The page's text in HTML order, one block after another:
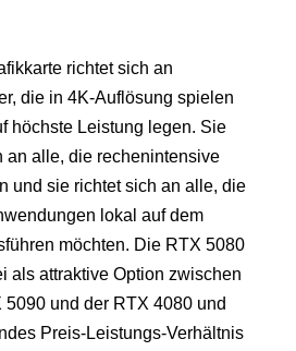
richtet sich an
die in 4K-Auflösung spielen
höchste Leistung legen. Sie
an alle, die rechenintensive
und sie richtet sich an alle, die
lokal auf dem
möchten. Die RTX 5080
als attraktive Option zwischen
und der RTX 4080 und
Preis-Leistungs-Verhältnis